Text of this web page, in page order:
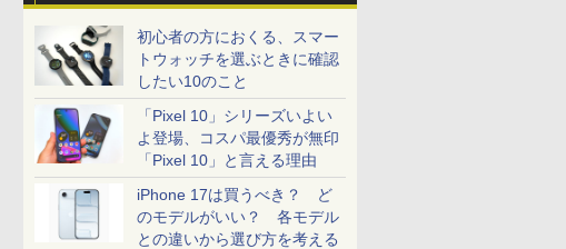
初心者の方におくる、スマー
トウォッチを選ぶときに確認
したい10のこと
「Pixel 10」シリーズいよい
よ登場、コスパ最優秀が無印
「Pixel 10」と言える理由
iPhone 17は買うべき？ ど
のモデルがいい？ 各モデル
との違いから選び方を考える